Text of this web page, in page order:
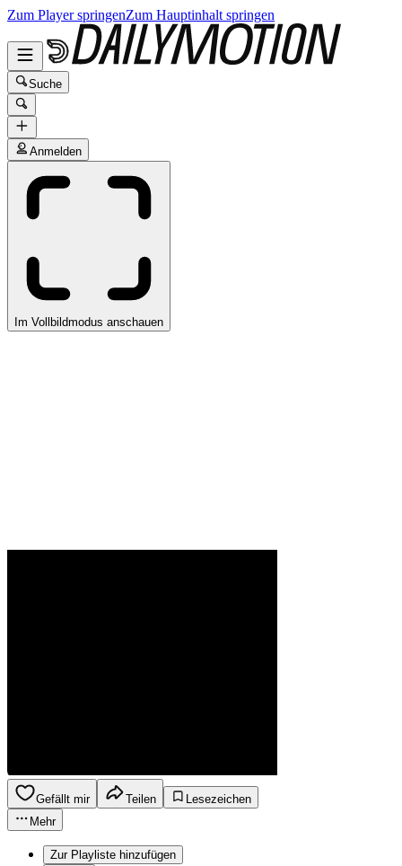
Zum Player springenZum Hauptinhalt springen
Suche
Anmelden
Im Vollbildmodus anschauen
Gefällt mir Teilen
Lesezeichen
Mehr
Zur Playliste hinzufügen